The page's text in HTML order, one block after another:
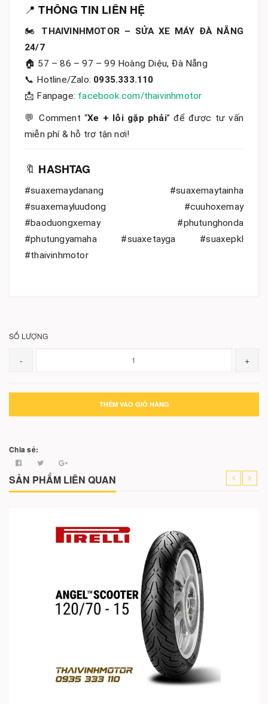
📍THÔNG TIN LIÊN HỆ
🏍️ THAIVINHMOTOR – SỬA XE MÁY ĐÀ NẴNG
24/7
🏠 57 – 86 – 97 – 99 Hoàng Diệu, Đà Nẵng
📞 Hotline/Zalo: 0935.333.110
📩 Fanpage: facebook.com/thaivinhmotor
💬 Comment “Xe + lỗi gặp phải” để được tư vấn
miễn phí & hỗ trợ tận nơi!
🔖 HASHTAG
#suaxemaydanang #suaxemaytainha
#suaxemayluudong #cuuhoxemay
#baoduongxemay #phutunghonda
#phutungyamaha #suaxetayga #suaxepkl
#thaivinhmotor
SỐ LƯỢNG
- +
THÊM VÀO GIỎ HÀNG
Chia sẻ:
SẢN PHẨM LIÊN QUAN
Cho vào giỏ hàng